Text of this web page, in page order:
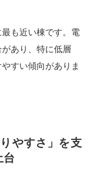
も近い棟です。電
あり、特に低層
すい傾向がありま
やすさ」を支
台